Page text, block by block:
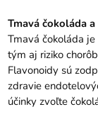
Tmavá čokoláda a
Tmavá čokoláda
tým aj riziko
Flavonoidy sú
zdravie
účinky zvoľte